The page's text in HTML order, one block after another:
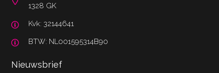
1328 GK
Kvk: 32144641
BTW: NL001595314B90
Nieuwsbrief